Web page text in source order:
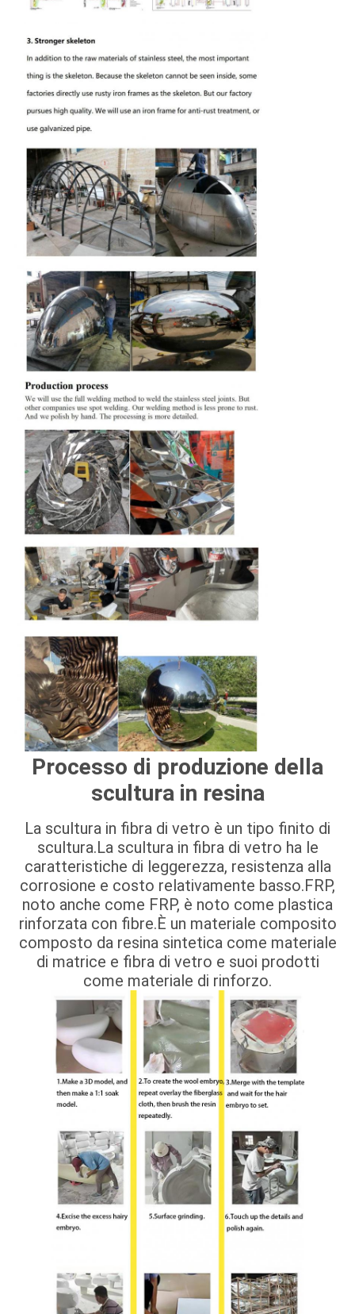
Processo di produzione della
scultura in resina
La scultura in fibra di vetro è un tipo finito di
scultura.La scultura in fibra di vetro ha le
caratteristiche di leggerezza, resistenza alla
corrosione e costo relativamente basso.FRP,
noto anche come FRP, è noto come plastica
rinforzata con fibre.È un materiale composito
composto da resina sintetica come materiale
di matrice e fibra di vetro e suoi prodotti
come materiale di rinforzo.